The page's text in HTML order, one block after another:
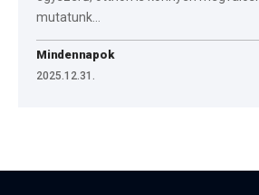
mutatunk…
Mindennapok
2025.12.31.